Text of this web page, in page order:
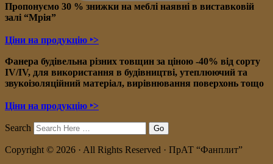
Пропонуємо 30 % знижки на меблі наявні в виставковій
залі “Мрія”
Ціни на продукцію ‣>
Фанера будівельна різних товщин за ціною -40% від сорту
IV/IV, для використання в будівництві, утеплюючий та
звукоізоляційний матеріал, вирівнювання поверхонь тощо
Ціни на продукцію ‣>
Search
Copyright © 2026 · All Rights Reserved · ПрАТ “Фанплит”